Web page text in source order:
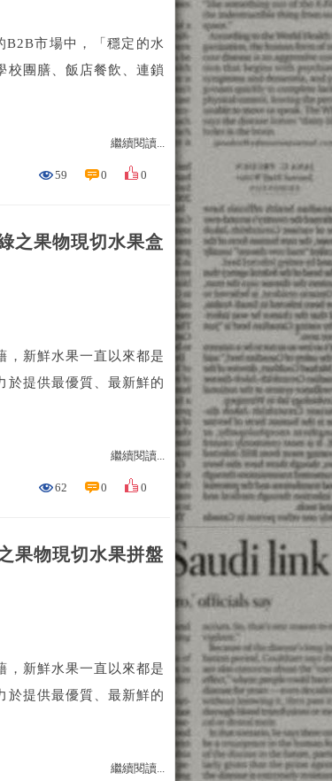
市場中，「穩定的水
校團膳、飯店餐飲、連鎖
繼續閱讀...
59 0 0
之果物現切水果盒
，新鮮水果一直以來都是
於提供最優質、最新鮮的
繼續閱讀...
62 0 0
果物現切水果拼盤
，新鮮水果一直以來都是
於提供最優質、最新鮮的
繼續閱讀...